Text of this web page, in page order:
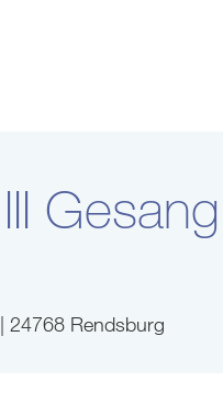
24768 Rendsburg